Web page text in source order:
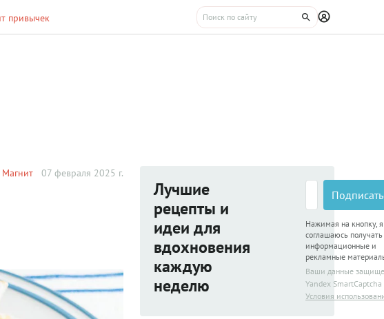
привычек
07 февраля 2025 г.
Лучшие
рецепты и
идеи для
вдохновения
каждую
неделю
Нажимая на кнопку, я
соглашаюсь получать
информационные и
рекламные
Ваши данные
Yandex SmartCaptcha
Условия